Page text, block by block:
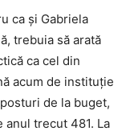
ca și Gabriela
trebuia să arată
ca cel din
acum de instituție
de la buget,
trecut 481. La